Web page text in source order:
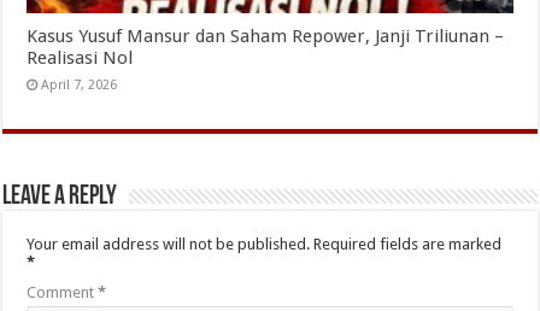
Kasus Yusuf Mansur dan Saham Repower, Janji Triliunan –
Realisasi Nol
April 7, 2026
Leave a Reply
Your email address will not be published. Required fields are marked
*
Comment*